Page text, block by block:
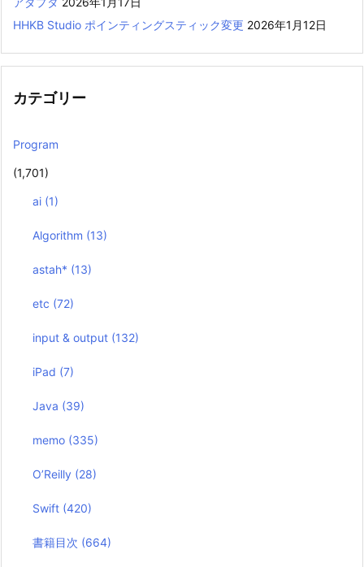
HHKB Studio ポインティングスティック変更 2026年1月12日
カテゴリー
Program
(1,701)
ai (1)
Algorithm (13)
astah* (13)
etc (72)
input & output (132)
iPad (7)
Java (39)
memo (335)
O’Reilly (28)
Swift (420)
書籍目次 (664)